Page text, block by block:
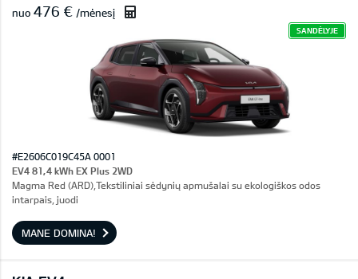
nuo 476 € /mėnesį
SANDĖLYJE
#E2606C019C45A 0001
EV4 81,4 kWh EX Plus 2WD
Magma Red (ARD),Tekstiliniai sėdynių apmušalai su ekologiškos odos
intarpais, juodi
MANE DOMINA!